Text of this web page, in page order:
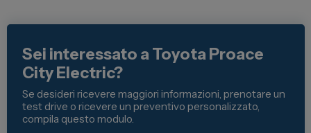
Sei interessato a Toyota Proace
City Electric?
Se desideri ricevere maggiori informazioni, prenotare un
test drive o ricevere un preventivo personalizzato,
compila questo modulo.